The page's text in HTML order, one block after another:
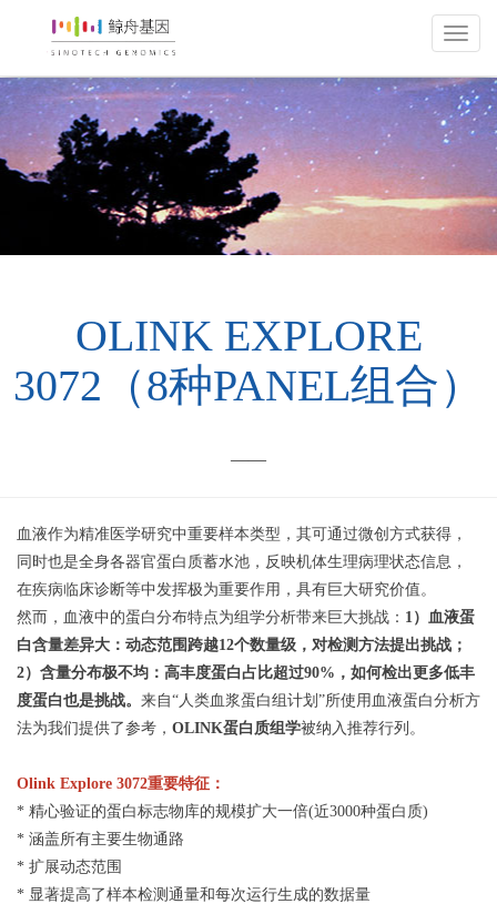
上
鲸
舟
因
技
OLINK EXPLORE
3072（8种PANEL组合）
——
血液作为精准医学研究中重要样本类型，其可通过微创方式获得，
同时也是全身各器官蛋白质蓄水池，反映机体生理病理状态信息，
在疾病临床诊断等中发挥极为重要作用，具有巨大研究价值。
然而，血液中的蛋白分布特点为组学分析带来巨大挑战： 1）血液蛋
白含量差异大：动态范围跨越12个数量级，对检测方法提出挑战；
2）含量分布极不均：高丰度蛋白占比超过90%，如何检出更多低丰
度蛋白也是挑战。 来自“人类血浆蛋白组计划”所使用血液蛋白分析方
法为我们提供了参考， OLINK蛋白质组学被纳入推荐行列。
Olink Explore 3072重要特征：
* 精心验证的蛋白标志物库的规模扩大一倍(近3000种蛋白质)
* 涵盖所有主要生物通路
* 扩展动态范围
* 显著提高了样本检测通量和每次运行生成的数据量